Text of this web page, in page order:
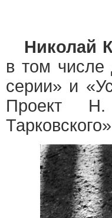
Николай
в том числе
серии» и
Проект